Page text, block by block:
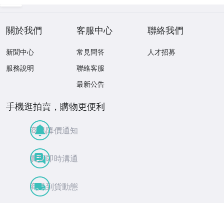
關於我們
新聞中心
服務說明
客服中心
常見問答
聯絡客服
最新公告
聯絡我們
人才招募
手機逛拍賣，購物更便利
商品降價通知
買賣即時溝通
商品到貨動態